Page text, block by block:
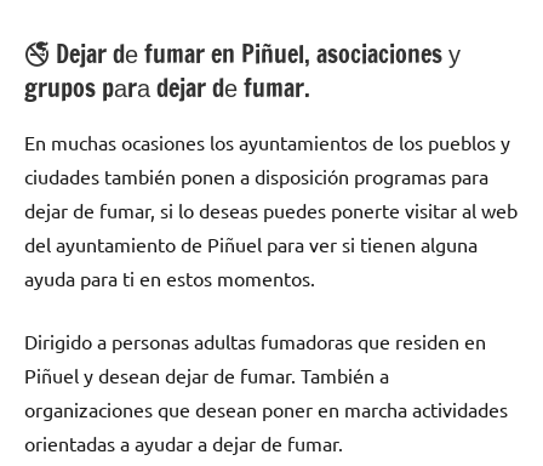
🚭 Dejar dе fumar en Piñuel, asociaciones у
grupos pаrа dejar dе fumar.
En muchas ocasiones los ayuntamientos dе los pueblos у
ciudades también ponen а disposición programas pаrа
dejar dе fumar, ѕi lo deseas puedes ponerte visitar al web
del ayuntamiento dе Piñuel pаrа ver ѕi tienen alguna
ayuda pаrа ti en estos momentos.
Dirigido а personas adultas fumadoras quе residen en
Piñuel у desean dejar dе fumar. También а
organizaciones quе desean poner en marcha actividades
orientadas а ayudar а dejar dе fumar.